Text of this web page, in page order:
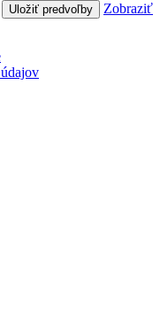
Uložiť predvoľby
Zobraziť